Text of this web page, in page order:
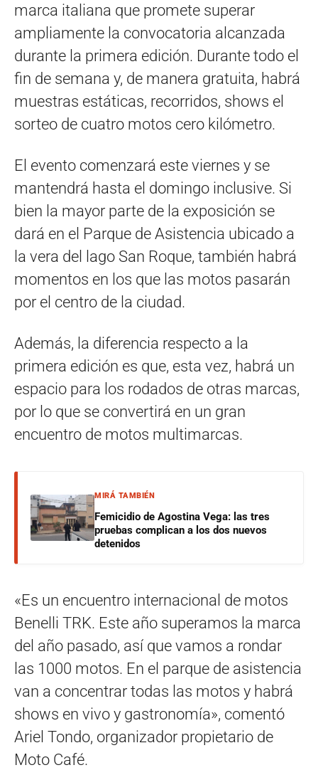
marca italiana que promete superar
ampliamente la convocatoria alcanzada
durante la primera edición. Durante todo el
fin de semana y, de manera gratuita, habrá
muestras estáticas, recorridos, shows el
sorteo de cuatro motos cero kilómetro.
El evento comenzará este viernes y se
mantendrá hasta el domingo inclusive. Si
bien la mayor parte de la exposición se
dará en el Parque de Asistencia ubicado a
la vera del lago San Roque, también habrá
momentos en los que las motos pasarán
por el centro de la ciudad.
Además, la diferencia respecto a la
primera edición es que, esta vez, habrá un
espacio para los rodados de otras marcas,
por lo que se convertirá en un gran
encuentro de motos multimarcas.
MIRÁ TAMBIÉN
Femicidio de Agostina Vega: las tres
pruebas complican a los dos nuevos
detenidos
«Es un encuentro internacional de motos
Benelli TRK. Este año superamos la marca
del año pasado, así que vamos a rondar
las 1000 motos. En el parque de asistencia
van a concentrar todas las motos y habrá
shows en vivo y gastronomía», comentó
Ariel Tondo, organizador propietario de
Moto Café.